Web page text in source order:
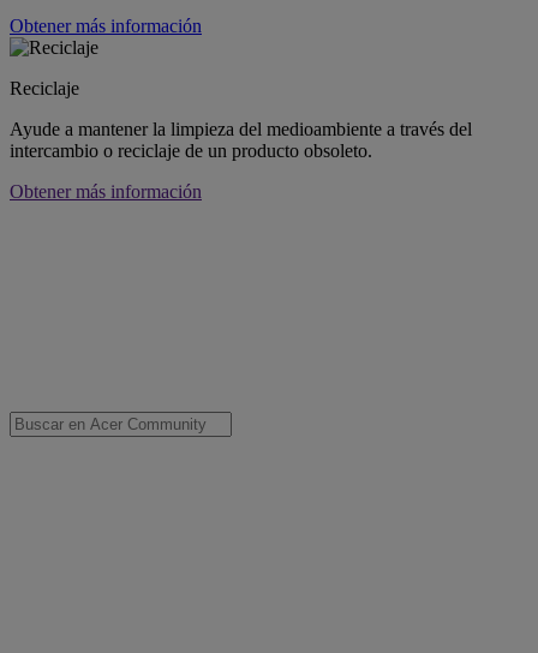
Obtener más información
Reciclaje
Ayude a mantener la limpieza del medioambiente a través del
intercambio o reciclaje de un producto obsoleto.
Obtener más información